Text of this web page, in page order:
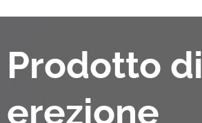
Prodotto di
erezione